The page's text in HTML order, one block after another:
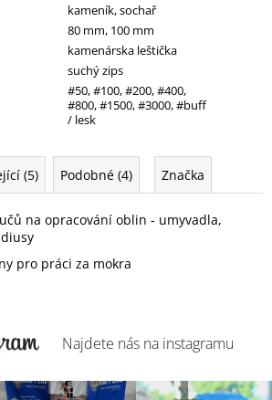
kameník, sochař
80 mm, 100 mm
kamenárska leštička
suchý zips
#50, #100, #200, #400,
#800, #1500, #3000, #buff
/ lesk
(5) Podobné (4) Značka
na opracování oblin - umyvadla,
pro práci za mokra
Najdete nás na instagramu